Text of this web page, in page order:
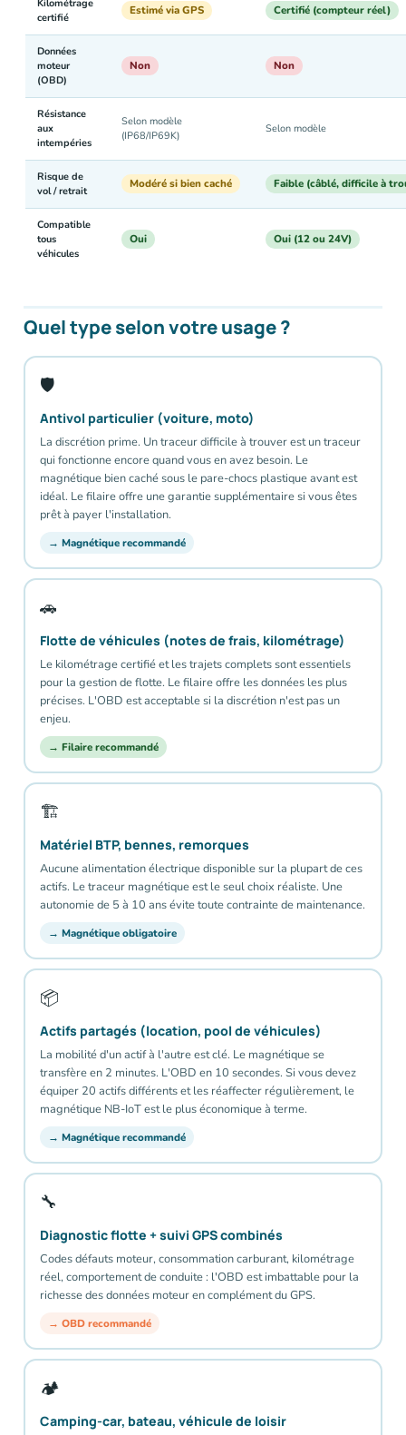
Kilométrage
certifié
Estimé via GPS Certifié (compteur réel)
Données
moteur
(OBD)
Non Non
Résistance
aux
intempéries
Selon modèle
(IP68/IP69K)
Selon modèle
Risque de
vol / retrait
Modéré si bien caché Faible (câblé, difficile à
Compatible
tous
véhicules
Oui Oui (12 ou 24V)
Quel type selon votre usage ?
🛡️
Antivol particulier (voiture, moto)
La discrétion prime. Un traceur difficile à trouver est un traceur
qui fonctionne encore quand vous en avez besoin. Le
magnétique bien caché sous le pare-chocs plastique avant est
idéal. Le filaire offre une garantie supplémentaire si vous êtes
prêt à payer l'installation.
→ Magnétique recommandé
🚗
Flotte de véhicules (notes de frais, kilométrage)
Le kilométrage certifié et les trajets complets sont essentiels
pour la gestion de flotte. Le filaire offre les données les plus
précises. L'OBD est acceptable si la discrétion n'est pas un
enjeu.
→ Filaire recommandé
🏗️
Matériel BTP, bennes, remorques
Aucune alimentation électrique disponible sur la plupart de ces
actifs. Le traceur magnétique est le seul choix réaliste. Une
autonomie de 5 à 10 ans évite toute contrainte de maintenance.
→ Magnétique obligatoire
📦
Actifs partagés (location, pool de véhicules)
La mobilité d'un actif à l'autre est clé. Le magnétique se
transfère en 2 minutes. L'OBD en 10 secondes. Si vous devez
équiper 20 actifs différents et les réaffecter régulièrement, le
magnétique NB-IoT est le plus économique à terme.
→ Magnétique recommandé
🔧
Diagnostic flotte + suivi GPS combinés
Codes défauts moteur, consommation carburant, kilométrage
réel, comportement de conduite : l'OBD est imbattable pour la
richesse des données moteur en complément du GPS.
→ OBD recommandé
🏕️
Camping-car, bateau, véhicule de loisir